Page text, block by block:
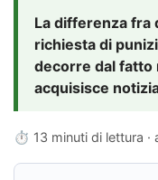
La differenza fra
richiesta di
decorre dal fatto
acquisisce
⏱ 13 minuti di lettura ·